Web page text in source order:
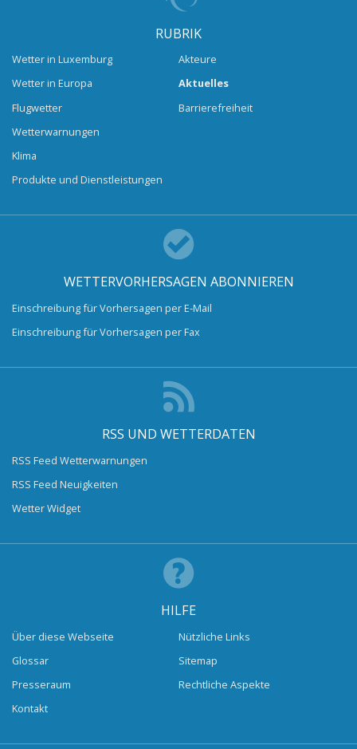
RUBRIK
Wetter in Luxemburg
Wetter in Europa
Flugwetter
Wetterwarnungen
Klima
Produkte und Dienstleistungen
Akteure
Aktuelles
Barrierefreiheit
WETTERVORHERSAGEN ABONNIEREN
Einschreibung für Vorhersagen per E-Mail
Einschreibung für Vorhersagen per Fax
RSS UND WETTERDATEN
RSS Feed Wetterwarnungen
RSS Feed Neuigkeiten
Wetter Widget
HILFE
Über diese Webseite
Glossar
Presseraum
Kontakt
Nützliche Links
Sitemap
Rechtliche Aspekte